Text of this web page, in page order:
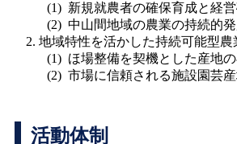
新規就農者の確保育成と経
中山間地域の農業の持続的
地域特性を活かした持続可能型農
ほ場整備を契機とした産地
市場に信頼される施設園芸
活動体制